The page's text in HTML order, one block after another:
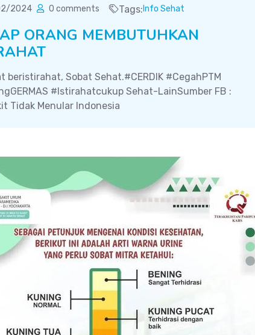
2024 0 comments Tags: Info Sehat
ORANG MEMBUTUHKAN
beristirahat, Sobat Sehat.#CERDIK #CegahPTM
#Istirahatcukup Sehat-LainSumber FB :
Tidak Menular Indonesia